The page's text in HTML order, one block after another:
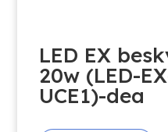
LED EX
20w (LED-
UCE1)-dea